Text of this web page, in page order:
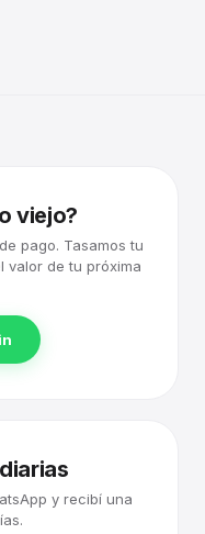
viejo?
pago. Tasamos tu
valor de tu próxima
y recibí una